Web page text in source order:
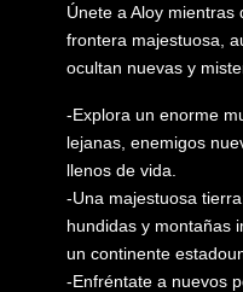
Únete a Aloy
frontera majestuosa,
ocultan nuevas y
-Explora un enorme
lejanas, enemigos
llenos de vida.
-Una majestuosa
hundidas y montañas
un continente
-Enfréntate a nuevos